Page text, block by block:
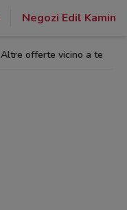
Negozi Edil Kamin
Altre offerte vicino a te